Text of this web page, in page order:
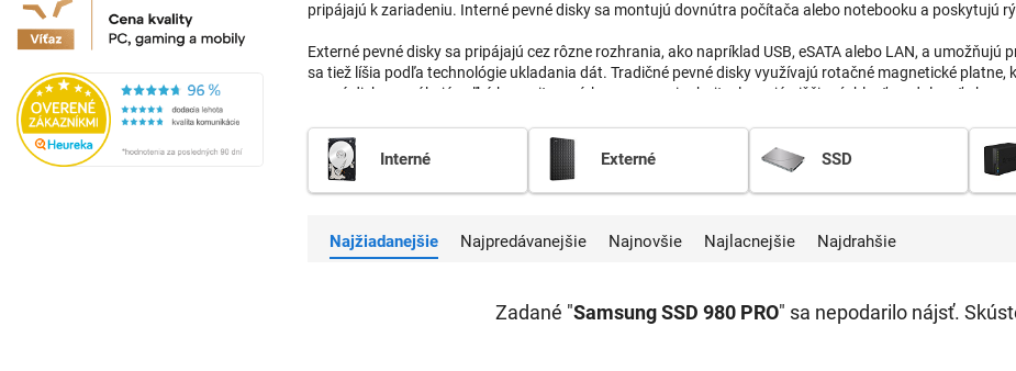
pripájajú k zariadeniu. Interné pevné disky sa montujú dovnútra počítača alebo notebooku a poskytujú
Externé pevné disky sa pripájajú cez rôzne rozhrania, ako napríklad USB, eSATA alebo LAN, a
sa tiež líšia podľa technológie ukladania dát. Tradičné pevné disky využívajú rotačné magnetické
pevné disky ponúkajú veľkú kapacitu a nízku cenu za gigabajt, ale majú nižšiu rýchlosť a odolnosť ako
Moderné pevné disky využívajú technológiu SSD (solid state drive), ktorá ukladá dáta na
vysokú rýchlosť a odolnosť proti nárazom a vibráciám, ale majú nižšiu kapacitu a vyššiu cenu za
zvážiť viaceré faktory, ako napríklad kapacitu, rýchlosť, rozhranie, životnosť, spotrebu energie a
zálohovanie dát, ale aj na kompatibilitu a výkon zariadenia.
Interné Externé SSD
Najžiadanejšie Najpredávanejšie Najnovšie Najlacnejšie Najdrahšie
Zadané "Samsung SSD 980 PRO" sa nepodarilo nájsť.